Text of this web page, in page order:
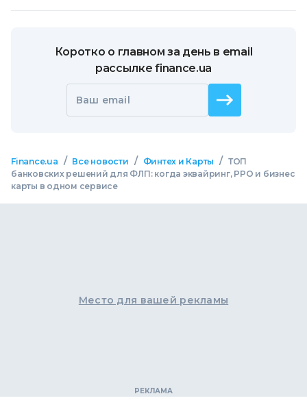
Коротко о главном за день в email
рассылке finance.ua
Ваш email
Finance.ua / Все новости / Финтех и Карты / ТОП
банковских решений для ФЛП: когда эквайринг, РРО и бизнес
карты в одном сервисе
Место для вашей рекламы